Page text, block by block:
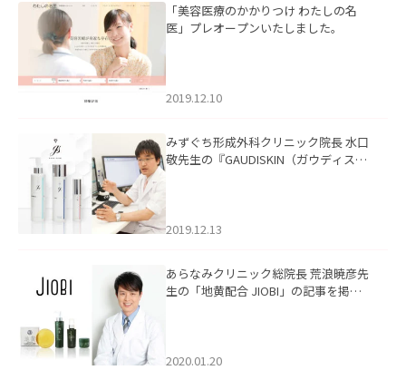
「美容医療のかかりつけ わたしの名
医」プレオープンいたしました。
2019.12.10
みずぐち形成外科クリニック院長 水口
敬先生の『GAUDISKIN（ガウディスキ
2019.12.13
あらなみクリニック総院長 荒浪暁彦先
生の「地黄配合 JIOBI」の記事を掲載
2020.01.20